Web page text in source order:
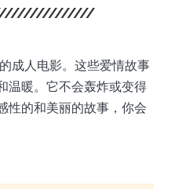
成人电影。这些爱情故事
温暖。它不会轰炸或变得
性的和美丽的故事，你会